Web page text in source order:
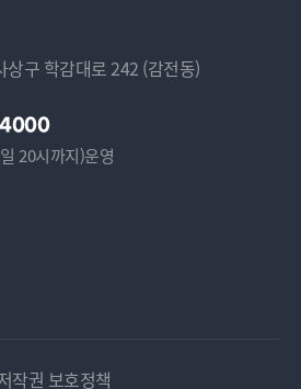
구 학감대로 242 (감전동)
20시까지)운영
작권 보호정책